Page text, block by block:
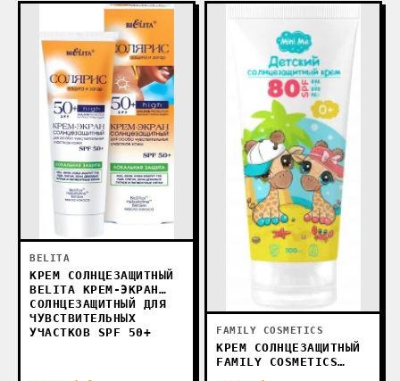
BELITA
КРЕМ СОЛНЦЕЗАЩИТНЫЙ
BELITA КРЕМ-ЭКРАН
СОЛНЦЕЗАЩИТНЫЙ ДЛЯ
ЧУВСТВИТЕЛЬНЫХ
УЧАСТКОВ SPF 50+
FAMILY COSMETICS
КРЕМ СОЛНЦЕЗАЩИТНЫЙ
FAMILY COSMETICS